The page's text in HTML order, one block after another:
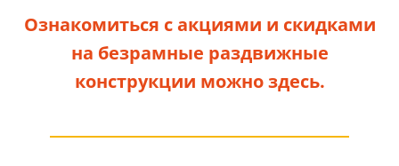
Ознакомиться с акциями и скидками
на безрамные раздвижные
конструкции можно здесь.